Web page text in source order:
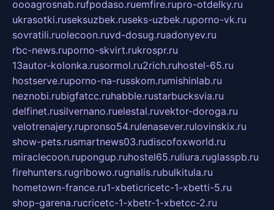
oooagrosnab.rufpodaso.ruemfire.rupro-otdelky.ru
ukrasotki.ruseksuzbek.ruseks-uzbek.ruporno-vk.ru
sovratili.ruolecoon.ruvd-dosug.ruadonyev.ru
rbc-news.ruporno-skvirt.rukrospr.ru
13autor-kolonka.rusormol.ru2rich.ruhostel-65.ru
hostserve.ruporno-na-russkom.rumishinlab.ru
neznobi.rubigfatcc.ruhabble.rustarbucksvia.ru
delfinet.rusilvernano.ruelestal.ruvektor-doroga.ru
velotrenajery.rupronso54.rulenasever.rulovinskix.ru
show-pets.rusmartnews03.rudiscofoxworld.ru
miraclecoon.rupongup.ruhostel65.ruliura.ruglasspb.ru
firehunters.rugribowo.rugnalis.rubulkitula.ru
hometown-france.ru1-xbeticricetc-1-xbetti-5.ru
shop-garena.rucricetc-1-xbetr-1-xbetcc-2.ru